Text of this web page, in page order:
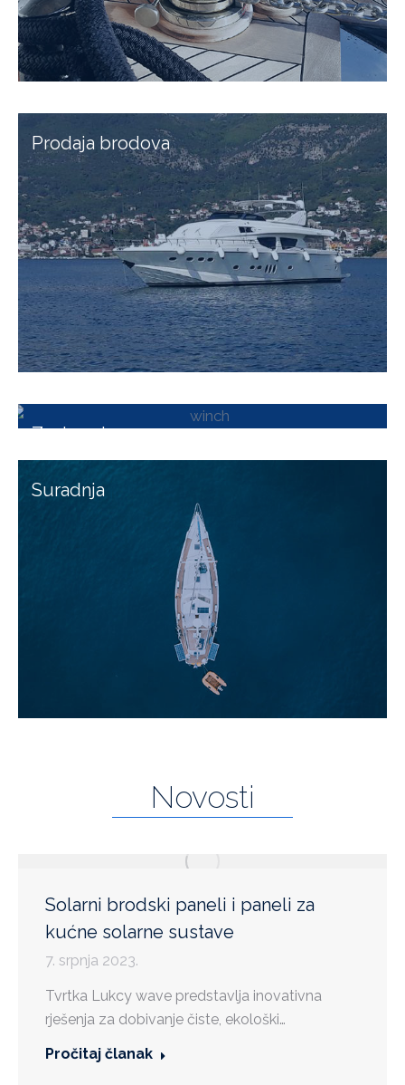
Prodaja brodova
Zastupstva
Suradnja
Novosti
Solarni brodski paneli i paneli za
kućne solarne sustave
7. srpnja 2023.
Tvrtka Lukcy wave predstavlja inovativna
rješenja za dobivanje čiste, ekološki…
Pročitaj članak